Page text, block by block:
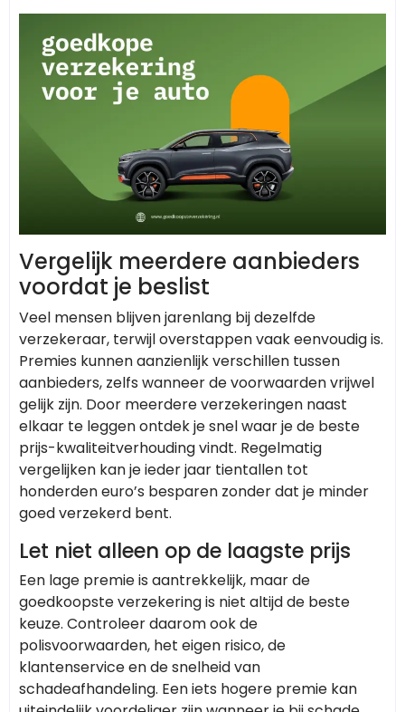
Vergelijk meerdere aanbieders
voordat je beslist
Veel mensen blijven jarenlang bij dezelfde
verzekeraar, terwijl overstappen vaak eenvoudig is.
Premies kunnen aanzienlijk verschillen tussen
aanbieders, zelfs wanneer de voorwaarden vrijwel
gelijk zijn. Door meerdere verzekeringen naast
elkaar te leggen ontdek je snel waar je de beste
prijs-kwaliteitverhouding vindt. Regelmatig
vergelijken kan je ieder jaar tientallen tot
honderden euro’s besparen zonder dat je minder
goed verzekerd bent.
Let niet alleen op de laagste prijs
Een lage premie is aantrekkelijk, maar de
goedkoopste verzekering is niet altijd de beste
keuze. Controleer daarom ook de
polisvoorwaarden, het eigen risico, de
klantenservice en de snelheid van
schadeafhandeling. Een iets hogere premie kan